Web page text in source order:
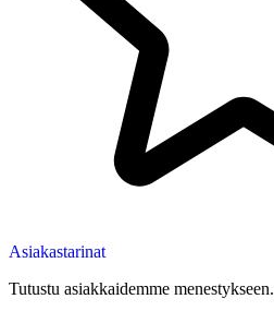
Asiakastarinat
Tutustu asiakkaidemme menestykseen.